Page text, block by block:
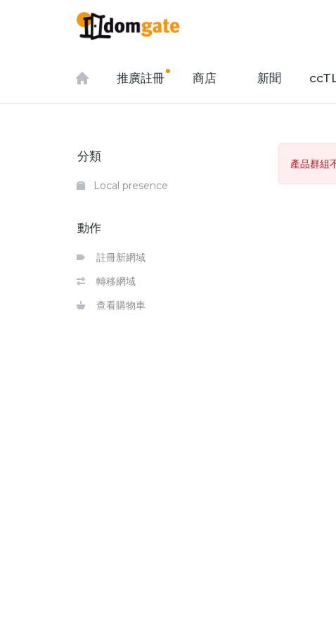
推廣註冊 商店 新聞
分類
Local presence
動作
註冊新網域
轉移網域
查看購物車
產品群組